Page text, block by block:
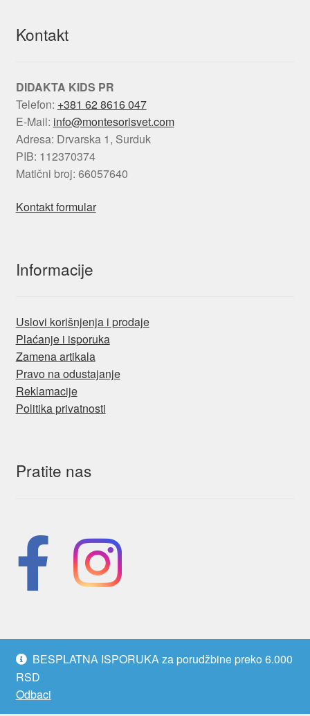
BESPLATNA ISPORUKA za porudžbine preko 6.000
RSD
Odbaci
Kontakt
DIDAKTA KIDS PR
Telefon: +381 62 8616 047
E-Mail: info@montesorisvet.com
Adresa: Drvarska 1, Surduk
PIB: 112370374
Matični broj: 66057640
Kontakt formular
Informacije
Uslovi korišnjenja i prodaje
Plaćanje i isporuka
Zamena artikala
Pravo na odustajanje
Reklamacije
Politika privatnosti
Pratite nas
© 2026 - MontesoriSvet.com